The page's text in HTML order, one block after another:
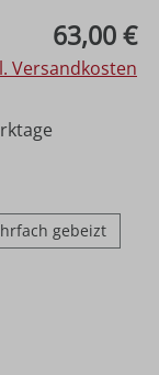
63,00 €
Versandkosten
gebeizt